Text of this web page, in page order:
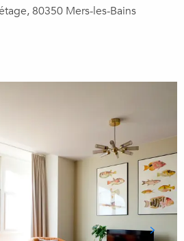
80350 Mers-les-Bains